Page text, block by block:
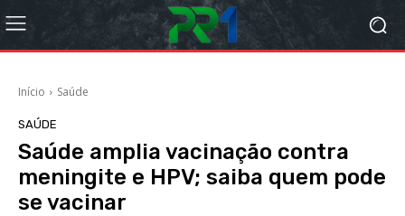
Início Saúde
SAÚDE
Saúde amplia vacinação contra
meningite e HPV; saiba quem pode
se vacinar